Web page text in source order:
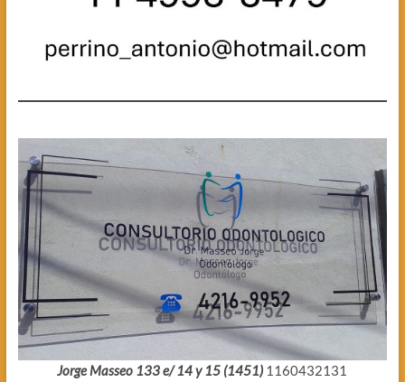
Jorge Masseo 133 e/ 14 y 15 (1451) 1160432131